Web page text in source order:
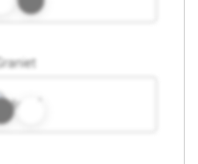
Graniet